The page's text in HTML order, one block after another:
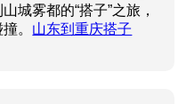
城雾都的“搭子”之旅，
。 山东到重庆搭子